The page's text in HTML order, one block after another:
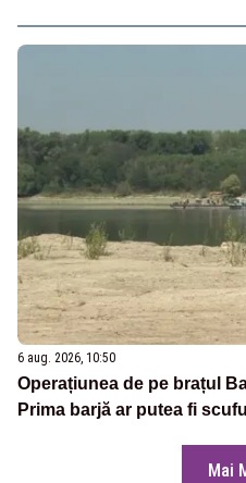
6 aug. 2026, 10:50
Operațiunea de pe brațul
Prima barjă ar putea fi
Mai